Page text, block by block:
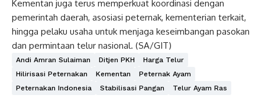
Kementan juga terus memperkuat koordinasi dengan
pemerintah daerah, asosiasi peternak, kementerian terkait,
hingga pelaku usaha untuk menjaga keseimbangan pasokan
dan permintaan telur nasional. (SA/GIT)
Andi Amran Sulaiman Ditjen PKH
Harga Telur
Hilirisasi Peternakan
Kementan
Peternak Ayam
Peternakan Indonesia
Stabilisasi Pangan Telur Ayam Ras